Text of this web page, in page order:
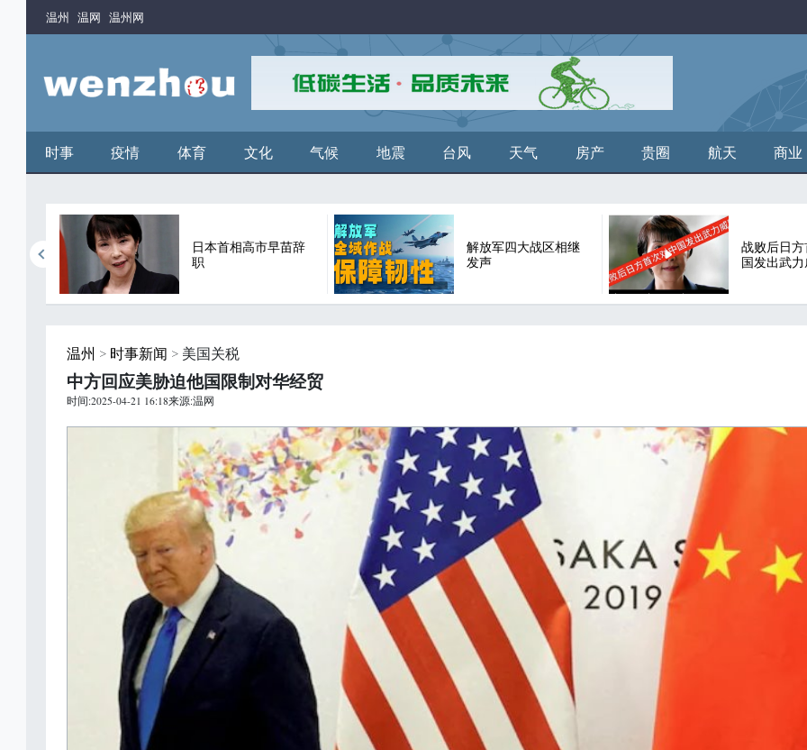
温州 温网 温州网
时事 疫情 体育 文化 气候 地震 台风 天气 房产 贵圈 航天 商业
日本首相高市早苗辞
职
解放军四大战区相继
发声
战败后日
国发出武
温州 > 时事新闻 > 美国关税
中方回应美胁迫他国限制对华经贸
时间:2025-04-21 16:18来源:温网